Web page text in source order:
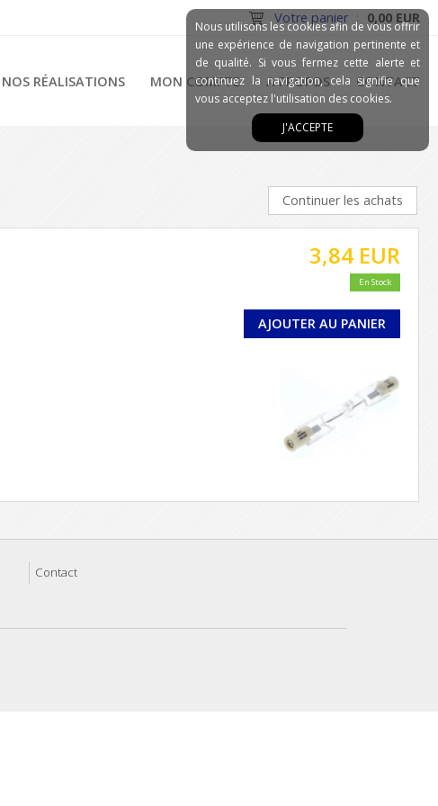
Votre panier : 0,00 EUR
NOS RÉALISATIONS MON COMPTE A PROPOS CONTACT
Continuer les achats
3,84 EUR
En Stock
AJOUTER AU PANIER
Contact
Nous utilisons les cookies afin de vous offrir
une expérience de navigation pertinente et
de qualité. Si vous fermez cette alerte et
continuez la navigation, cela signifie que
vous acceptez l'utilisation des cookies.
J'ACCEPTE